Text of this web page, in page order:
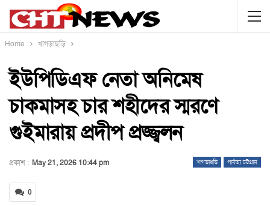
Home খাগড়াছড়ি
ইউপিডিএফ নেতা অনিমেষ
চাকমাসহ চার শহীদের স্মরণে
গুইমারায় প্রদীপ প্রজ্জ্বলন
খাগড়াছড়ি পার্বত্য চট্টগ্রাম
প্রকাশ : May 21, 2026 10:44 pm
0